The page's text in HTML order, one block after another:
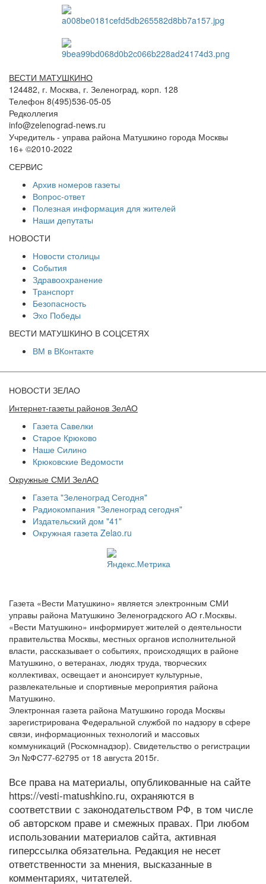
ВЕСТИ МАТУШКИНО
124482, г. Москва, г. Зеленоград, корп. 128
Телефон 8(495)536-05-05
Редколлегия
info@zelenograd-news.ru
Учредитель - управа района Матушкино города Москвы
16+ ©2010-2022
СЕРВИС
Архив номеров газеты
Вопрос-ответ
Полезная информация для жителей
Наши депутаты
НОВОСТИ
Новости столицы
События
Здравоохранение
Транспорт
Безопасность
Эхо Победы
ВЕСТИ МАТУШКИНО В СОЦСЕТЯХ
ВМ в ВКонтакте
НОВОСТИ ЗЕЛАО
Интернет-газеты районов ЗелАО
Газета Савелки
Старое Крюково
Наше Силино
Крюковские Ведомости
Окружные СМИ ЗелАО
Газета "Зеленоград Сегодня"
Радиокомпания "Зеленоград сегодня"
Издательский дом "41"
Окружная газета Zelao.ru
Газета «Вести Матушкино» является электронным СМИ
управы района Матушкино Зеленоградского АО г.Москвы.
«Вести Матушкино» информирует жителей о деятельности
правительства Москвы, местных органов исполнительной
власти, рассказывает о событиях, происходящих в районе
Матушкино, о ветеранах, людях труда, творческих
коллективах, освещает и анонсирует культурные,
развлекательные и спортивные мероприятия района
Матушкино.
Электронная газета района Матушкино города Москвы
зарегистрирована Федеральной службой по надзору в сфере
связи, информационных технологий и массовых
коммуникаций (Роскомнадзор). Свидетельство о регистрации
Эл №ФС77-62795 от 18 августа 2015г.
Все права на материалы, опубликованные на сайте
https://vesti-matushkino.ru, охраняются в
соответствии с законодательством РФ, в том числе
об авторском праве и смежных правах. При любом
использовании материалов сайта, активная
гиперссылка обязательна. Редакция не несет
ответственности за мнения, высказанные в
комментариях, читателей.